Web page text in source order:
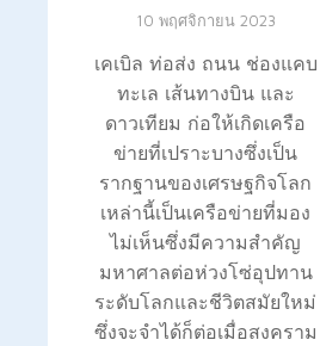
10 พฤศจิกายน 2023
เคเบิล ท่อส่ง ถนน ช่องแคบ
ทะเล เส้นทางบิน และ
ดาวเทียม ก่อให้เกิดเครือ
ข่ายที่เปราะบางซึ่งเป็น
รากฐานของเศรษฐกิจโลก
เหล่านี้เป็นเครือข่ายที่มอง
ไม่เห็นซึ่งมีความสำคัญ
มหาศาลต่อห่วงโซ่อุปทาน
ระดับโลกและชีวิตสมัยใหม่
ซึ่งจะจำได้ก็ต่อเมื่อสงคราม